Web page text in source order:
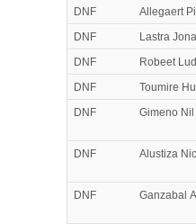
DNF
Allegaert
DNF
Lastra
DNF
Robeet
DNF
Toumire
DNF
Gimeno Nil
DNF
Alustiza
DNF
Ganzabal